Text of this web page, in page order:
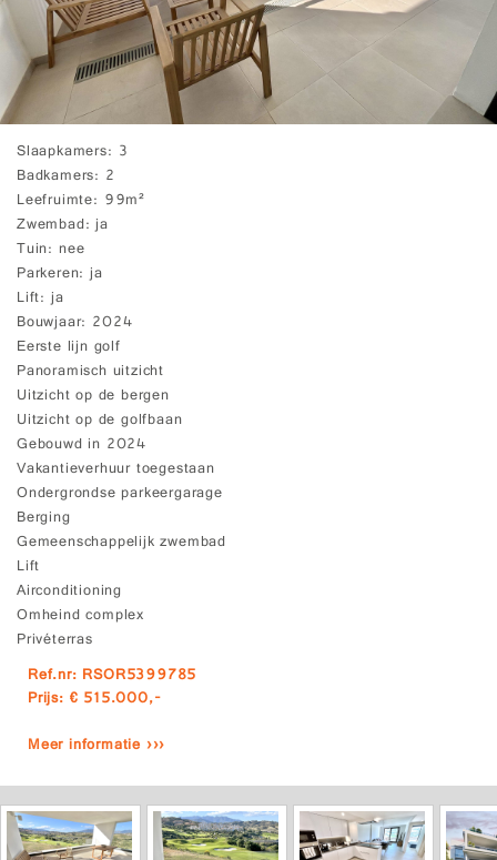
Slaapkamers 3
Badkamers 2
Leefruimte 99m²
Zwembad ja
Tuin nee
Parkeren ja
Lift ja
Bouwjaar 2024
Eerste lijn golf
Panoramisch uitzicht
Uitzicht op de bergen
Uitzicht op de golfbaan
Gebouwd in 2024
Vakantieverhuur toegestaan
Ondergrondse parkeergarage
Berging
Gemeenschappelijk zwembad
Lift
Airconditioning
Omheind complex
Privéterras
Ref.nr: RSOR5399785
Prijs: € 515.000,-
Meer informatie ›››